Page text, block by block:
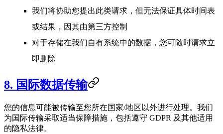
我们将协助您提出此类请求，但无法保证具体时间表
或结果，因其由第三方控制
对于存储在我们自有系统中的数据，您可随时请求立
即删除
8. 国际数据传输
您的信息可能被传输至您所在国家/地区以外进行处理。我们
为国际传输采取适当保障措施，包括遵守 GDPR 及其他适用
的隐私法律。